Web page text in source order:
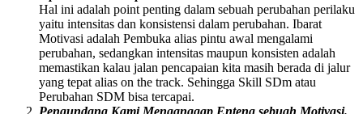
Hal ini adalah point penting dalam sebuah perubahan perilaku
yaitu intensitas dan konsistensi dalam perubahan. Ibarat
Motivasi adalah Pembuka alias pintu awal mengalami
perubahan, sedangkan intensitas maupun konsisten adalah
memastikan kalau jalan pencapaian kita masih berada di jalur
yang tepat alias on the track. Sehingga Skill SDm atau
Perubahan SDM bisa tercapai.
Pengundang Kami Menganggap Enteng sebuah Motivasi.